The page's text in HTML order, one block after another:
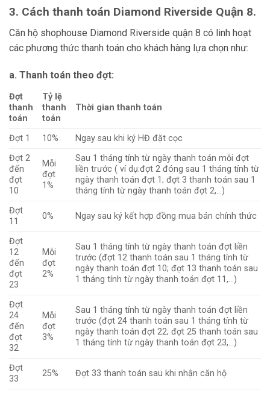
3. Cách thanh toán Diamond Riverside Quận 8.
Căn hộ shophouse Diamond Riverside quận 8 có linh hoạt
các phương thức thanh toán cho khách hàng lựa chọn như:
a. Thanh toán theo đợt:
Đợt
thanh
toán
Tỷ lệ
thanh
toán
Thời gian thanh toán
Đợt 1 10%
Ngay sau khi ký HĐ đặt cọc
Đợt 2
đến
đợt
10
Mỗi
đợt
1%
Sau 1 tháng tính từ ngày thanh toán mỗi đợt
liền trước ( ví dụ:đợt 2 đóng sau 1 tháng tính từ
ngày thanh toán đợt 1; đợt 3 thanh toán sau 1
tháng tính từ ngày thanh toán đợt 2,…)
Đợt
11
0% Ngay sau ký kết hợp đồng mua bán chính thức
Đợt
12
đến
đợt
23
Mỗi
đợt
2%
Sau 1 tháng tính từ ngày thanh toán đợt liền
trước (đợt 12 thanh toán sau 1 tháng tính từ
ngày thanh toán đợt 10; đợt 13 thanh toán sau
1 tháng tính từ ngày thanh toán đợt 11,…)
Đợt
24
đến
đợt
32
Mỗi
đợt
3%
Sau 1 tháng tính từ ngày thanh toán đợt liền
trước (đợt 24 thanh toán sau 1 tháng tính từ
ngày thanh toán đợt 22; đợt 25 thanh toán sau
1 tháng tính từ ngày thanh toán đợt 23,…)
Đợt
33
25% Đợt 33 thanh toán sau khi nhận căn hộ